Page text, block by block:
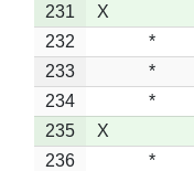
231
X
232
*
233
*
234
*
235
X
236
*